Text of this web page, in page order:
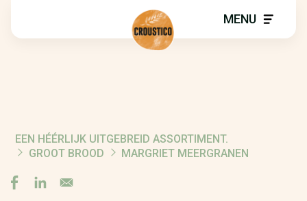
MENU
BREADCRUMB
EEN HÉÉRLIJK UITGEBREID ASSORTIMENT.
GROOT BROOD
MARGRIET MEERGRANEN